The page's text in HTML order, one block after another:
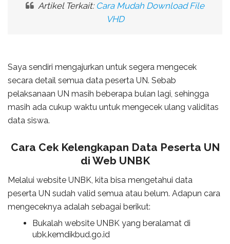
Artikel Terkait: Cara Mudah Download File
VHD
Saya sendiri mengajurkan untuk segera mengecek
secara detail semua data peserta UN. Sebab
pelaksanaan UN masih beberapa bulan lagi, sehingga
masih ada cukup waktu untuk mengecek ulang validitas
data siswa.
Cara Cek Kelengkapan Data Peserta UN
di Web UNBK
Melalui website UNBK, kita bisa mengetahui data
peserta UN sudah valid semua atau belum. Adapun cara
mengeceknya adalah sebagai berikut:
Bukalah website UNBK yang beralamat di
ubk.kemdikbud.go.id